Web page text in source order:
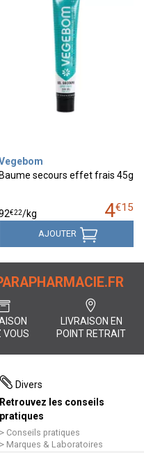
Baume secours effet frais 45g
4€15
€22/kg
AJOUTER
VOUS
LIVRAISON EN
POINT RETRAIT
Divers
Retrouvez les conseils
pratiques
Conseils pratiques
Marques & Laboratoires